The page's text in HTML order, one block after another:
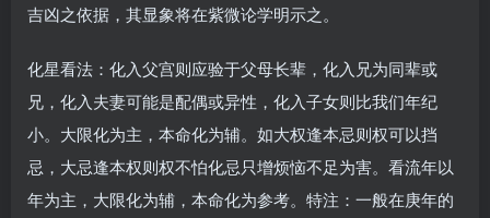
吉凶之依据，其显象将在紫微论学明示之。
化星看法：化入父宫则应验于父母长辈，化入兄为同辈或
兄，化入夫妻可能是配偶或异性，化入子女则比我们年纪
小。大限化为主，本命化为辅。如大权逢本忌则权可以挡
忌，大忌逢本权则权不怕化忌只增烦恼不足为害。看流年以
年为主，大限化为辅，本命化为参考。特注：一般在庚年的